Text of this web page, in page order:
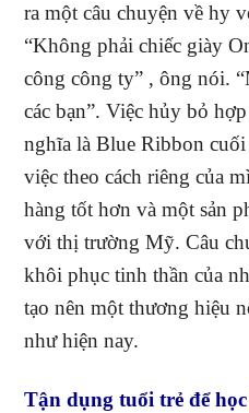
ra một câu chuyện về hy
“Không phải chiếc giày
công công ty” , ông nói.
các bạn”. Việc hủy bỏ
nghĩa là Blue Ribbon
việc theo cách riêng của
hàng tốt hơn và một sản
với thị trường Mỹ. Câu
khôi phục tinh thần của
tạo nên một thương hiệu
như hiện nay.
Tận dụng tuổi trẻ để